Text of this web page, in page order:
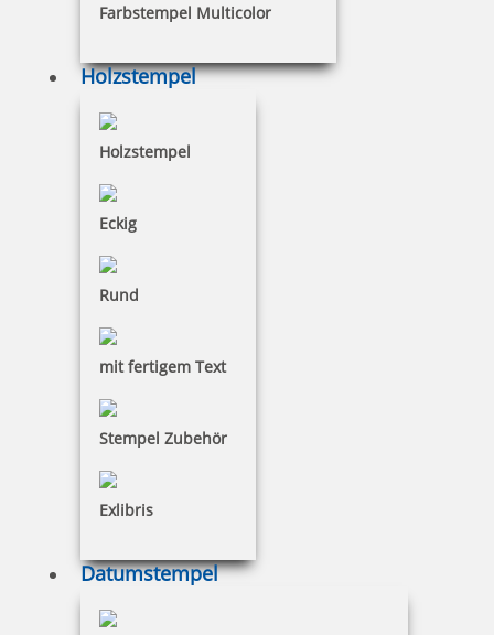
Farbstempel Multicolor
Holzstempel
Holzstempel
Eckig
Rund
mit fertigem Text
Stempel Zubehör
Exlibris
Datumstempel
€+
↓
22 Artikel in der Kategorie